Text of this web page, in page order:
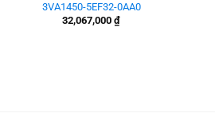
3VA1450-5EF32-0AA0
32,067,000 ₫